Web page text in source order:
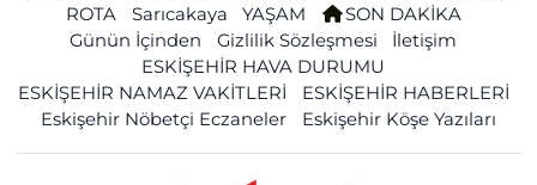
ROTA
Sarıcakaya YAŞAM
SON DAKİKA
Günün İçinden
Gizlilik Sözleşmesi
İletişim
ESKİŞEHİR HAVA DURUMU
ESKİŞEHİR NAMAZ VAKİTLERİ
ESKİŞEHİR HABERLERİ
Eskişehir Nöbetçi Eczaneler
Eskişehir Köşe Yazıları